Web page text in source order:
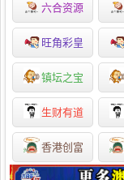
六合资源
旺角彩皇
镇坛之宝
生财有道
香港创富